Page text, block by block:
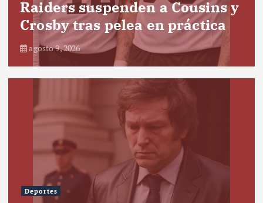
Raiders suspenden a Cousins y
Crosby tras pelea en práctica
agosto 9, 2026
Deportes